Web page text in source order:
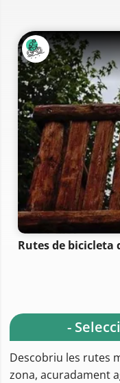
Rutes de bicicleta
-
Descobriu les rutes
zona, acuradament